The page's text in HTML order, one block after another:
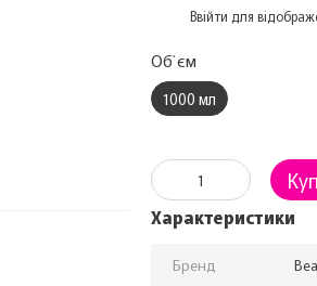
Ввійти для
Об`єм
1000 мл
Характеристики
Бренд